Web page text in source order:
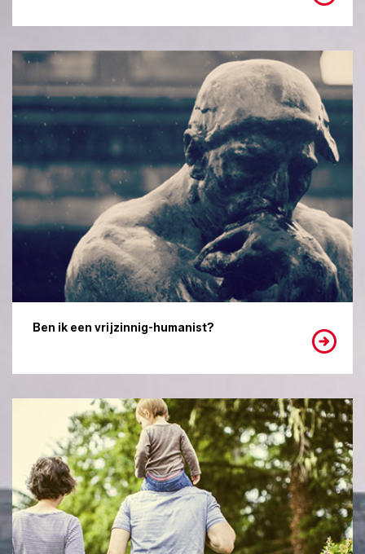
Ben ik een vrijzinnig-humanist?